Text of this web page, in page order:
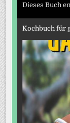
Dieses Buch
Kochbuch für